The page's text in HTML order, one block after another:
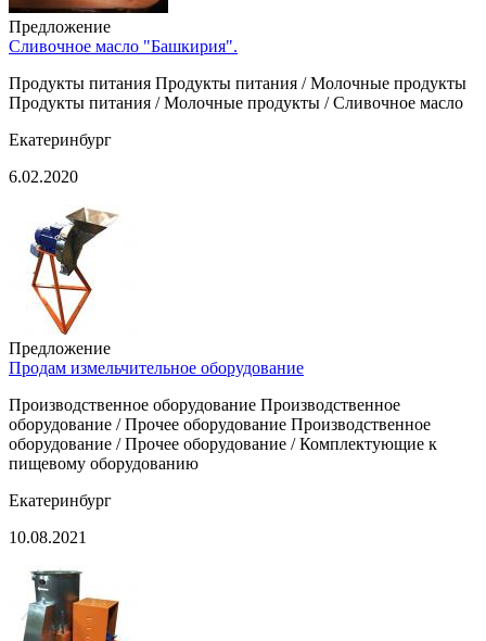
Предложение
Сливочное масло "Башкирия".
Продукты питания Продукты питания / Молочные продукты
Продукты питания / Молочные продукты / Сливочное масло
Екатеринбург
6.02.2020
Предложение
Продам измельчительное оборудование
Производственное оборудование Производственное
оборудование / Прочее оборудование Производственное
оборудование / Прочее оборудование / Комплектующие к
пищевому оборудованию
Екатеринбург
10.08.2021